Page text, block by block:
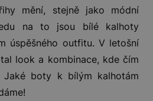
mění, stejně jako módní
na to jsou bílé kalhoty
úspěšného outfitu. V letošní
look a kombinace, kde čím
boty k bílým kalhotám